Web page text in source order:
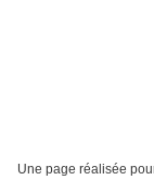
Une page réalisée